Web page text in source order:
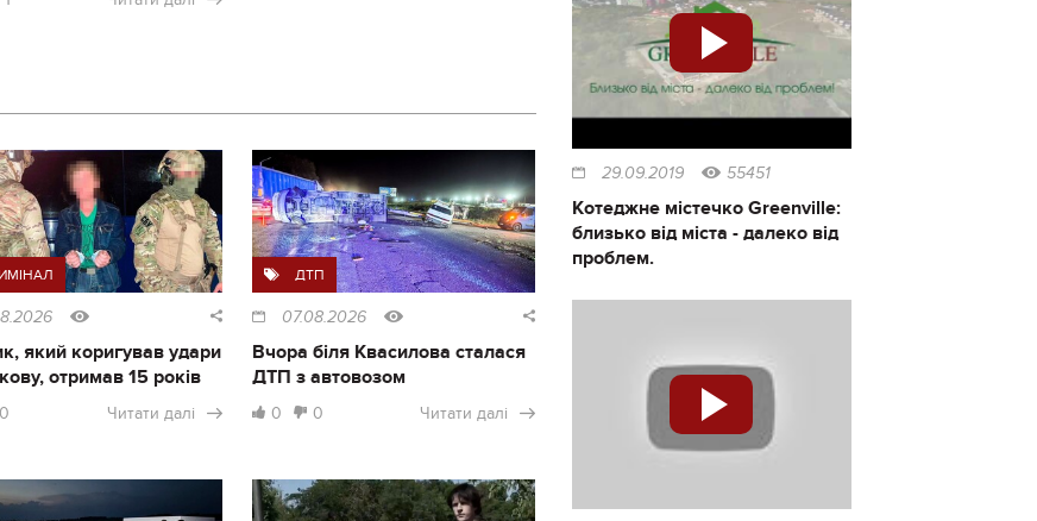
який коригував удари
отримав 15 років
0 Читати далі
ДТП
07.08.2026
Вчора біля Квасилова сталася
ДТП з автовозом
0 0 Читати далі
29.09.2019 55451
Котеджне містечко Greenville:
близько від міста - далеко від
проблем.